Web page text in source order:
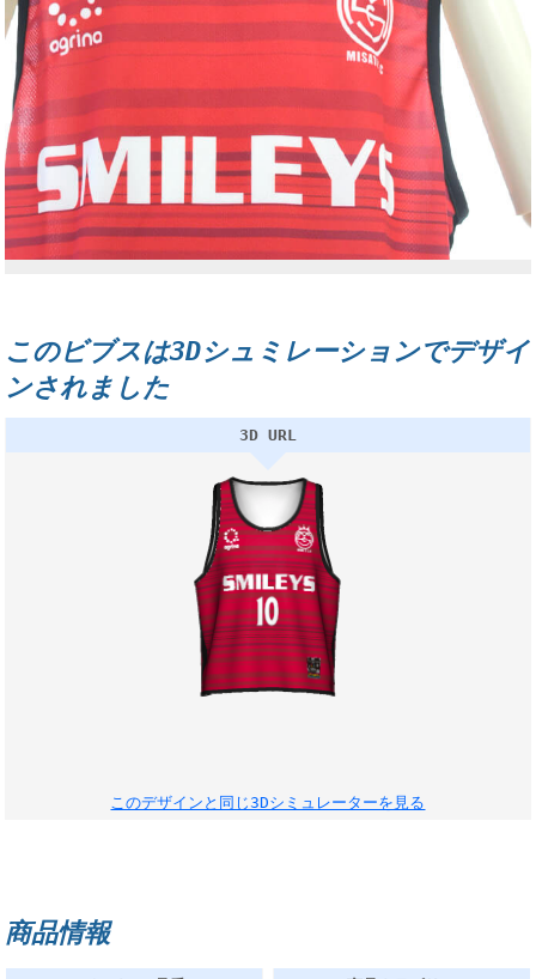
このビブスは3Dシュミレーションでデザイ
ンされました
3D URL
このデザインと同じ3Dシミュレーターを見る
商品情報